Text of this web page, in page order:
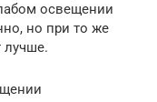
освещении
но при то же
лучше.